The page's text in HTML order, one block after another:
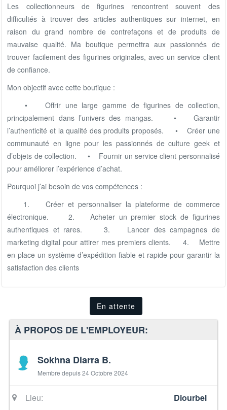
Les collectionneurs de figurines rencontrent souvent des
difficultés à trouver des articles authentiques sur internet, en
raison du grand nombre de contrefaçons et de produits de
mauvaise qualité. Ma boutique permettra aux passionnés de
trouver facilement des figurines originales, avec un service client
de confiance.
Mon objectif avec cette boutique :
• Offrir une large gamme de figurines de collection,
principalement dans l’univers des mangas. • Garantir
l’authenticité et la qualité des produits proposés. • Créer une
communauté en ligne pour les passionnés de culture geek et
d’objets de collection. • Fournir un service client personnalisé
pour améliorer l’expérience d’achat.
Pourquoi j’ai besoin de vos compétences :
1. Créer et personnaliser la plateforme de commerce
électronique. 2. Acheter un premier stock de figurines
authentiques et rares. 3. Lancer des campagnes de
marketing digital pour attirer mes premiers clients. 4. Mettre
en place un système d’expédition fiable et rapide pour garantir la
satisfaction des clients
En attente
À PROPOS DE L'EMPLOYEUR:
Sokhna Diarra B.
Membre depuis 24 Octobre 2024
Lieu: Diourbel